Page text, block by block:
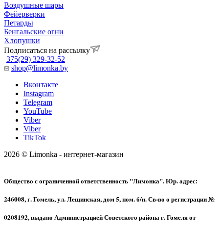
Воздушные шары
Фейерверки
Петарды
Бенгальские огни
Хлопушки
Подписаться на рассылку
375(29) 329-32-52
shop@limonka.by
Вконтакте
Instagram
Telegram
YouTube
Viber
Viber
TikTok
2026 © Limonka - интернет-магазин
Общество с ограниченной ответственность "Лимонка". Юр. адрес:
246008, г. Гомель, ул. Лещинская, дом 5, пом. б/н. Св-во о регистрации №
0208192, выдано Администрацией Советского района г. Гомеля от